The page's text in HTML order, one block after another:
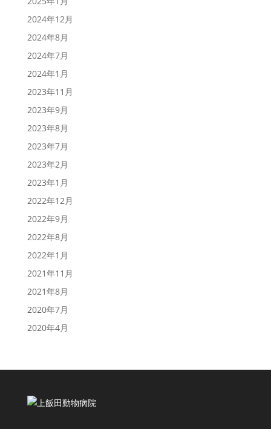
2024年12月
2024年8月
2024年7月
2024年1月
2023年11月
2023年9月
2023年8月
2023年7月
2023年2月
2023年1月
2022年12月
2022年9月
2022年8月
2022年1月
2021年11月
2021年8月
2020年7月
2020年4月